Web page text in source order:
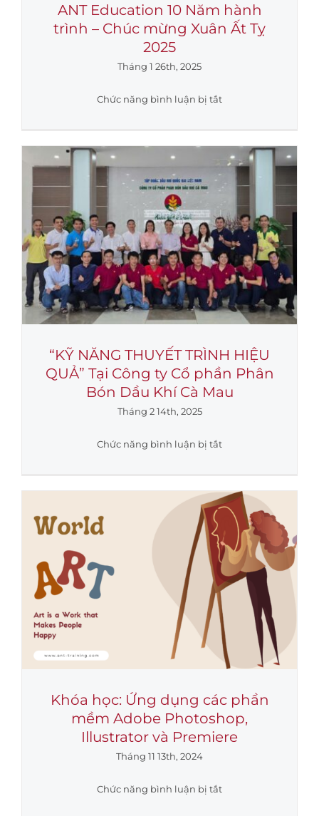
ANT Education 10 Năm hành
trình – Chúc mừng Xuân Ất Tỵ
2025
Tháng 1 26th, 2025
Chức năng bình luận bị tắtở
10
Năm
hành
Chúc
mừng
Xuân
Ất
Tỵ
2025
“KỸ NĂNG THUYẾT TRÌNH HIỆU
QUẢ” Tại Công ty Cổ phần Phân
Bón Dầu Khí Cà Mau
Tháng 2 14th, 2025
Chức năng bình luận bị tắtở
THUYẾT
TRÌNH
HIỆU
QUẢ”
Tại
Công
ty
Cổ
phần
Phân
Bón
Dầu
Cà
Mau
Khóa học: Ứng dụng các phần
mềm Adobe Photoshop,
Illustrator và Premiere
Tháng 11 13th, 2024
Chức năng bình luận bị tắtở